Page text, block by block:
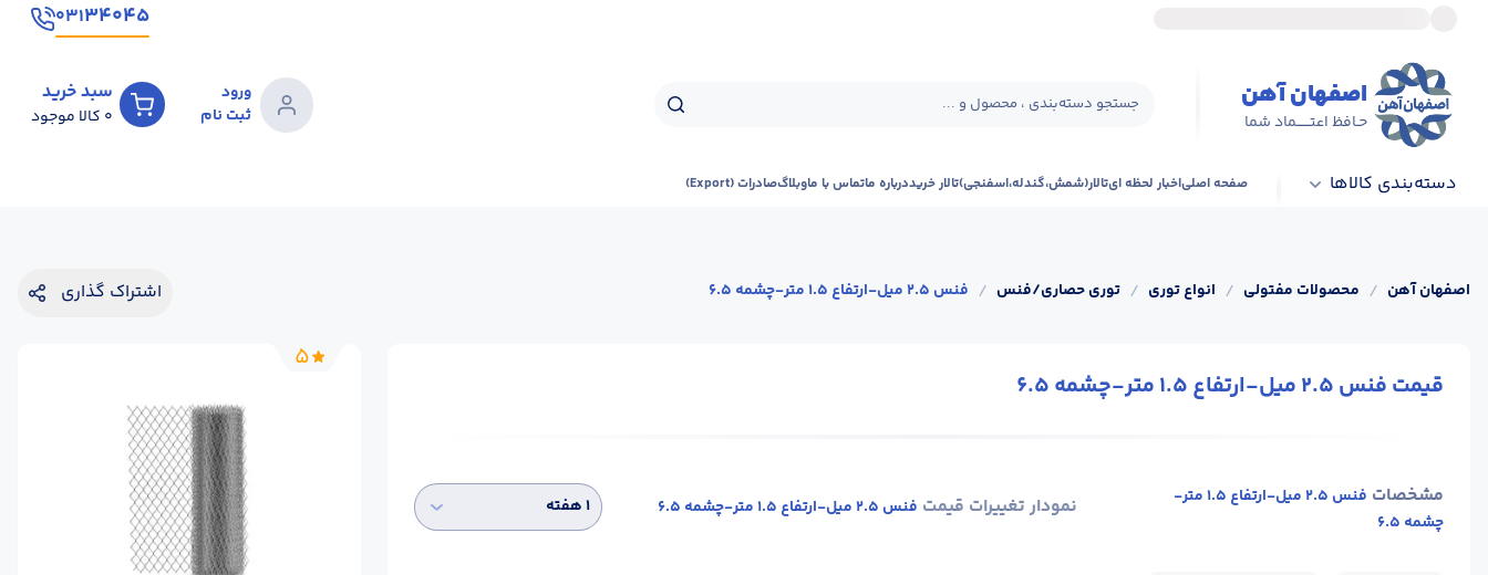
۳۴۰۴۵۰۳۱
اصفهان آهن
حـافظ اعتــــــماد شما
جستجو دسته‌بندی ، محصول و ...
ورود
ثبت نام
سبد خرید
0 کالا موجود
دسته‌بندی کالاها صفحه اصلیاخبار لحظه ایتالار(شمش،گندله،اسفنجی)تالار خریددرباره ماتماس با ماوبلاگصادرات (Export)
اصفهان آهن / محصولات مفتولی / انواع توری / توری حصاری/فنس / فنس 2.5 میل-ارتفاع 1.5 متر-چشمه 6.5 اشتراک گذاری
قیمت فنس 2.5 میل-ارتفاع 1.5 متر-چشمه 6.5
مشخصات
فنس 2.5 میل-ارتفاع 1.5 متر-
چشمه 6.5
نمودار تغییرات قیمت فنس 2.5 میل-ارتفاع 1.5 متر-چشمه 6.5 ۱ هفته
5